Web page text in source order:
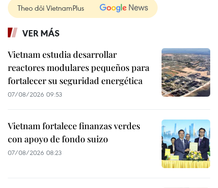
Theo dõi VietnamPlus
VER MÁS
Vietnam estudia desarrollar
reactores modulares pequeños para
fortalecer su seguridad energética
07/08/2026 09:53
Vietnam fortalece finanzas verdes
con apoyo de fondo suizo
07/08/2026 08:23